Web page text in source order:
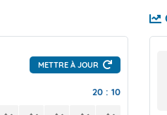
METTRE À JOUR
20 : 10